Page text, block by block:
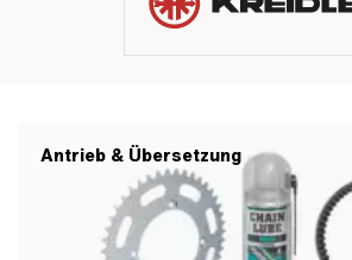
Antrieb & Übersetzung